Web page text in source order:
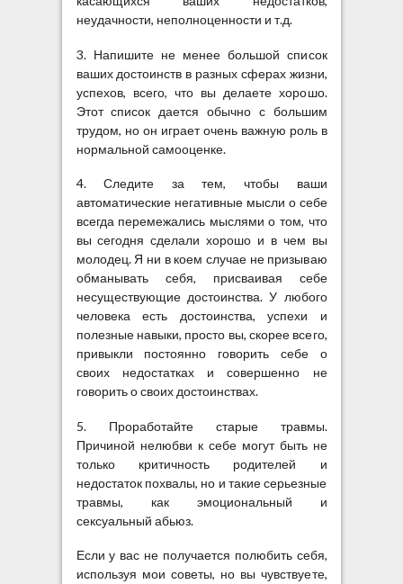
неудачности, неполноценности и т.д.
3. Напишите не менее большой список
ваших достоинств в разных сферах жизни,
успехов, всего, что вы делаете хорошо.
Этот список дается обычно с большим
трудом, но он играет очень важную роль в
нормальной самооценке.
4. Следите за тем, чтобы ваши
автоматические негативные мысли о себе
всегда перемежались мыслями о том, что
вы сегодня сделали хорошо и в чем вы
молодец. Я ни в коем случае не призываю
обманывать себя, присваивая себе
несуществующие достоинства. У любого
человека есть достоинства, успехи и
полезные навыки, просто вы, скорее всего,
привыкли постоянно говорить себе о
своих недостатках и совершенно не
говорить о своих достоинствах.
5. Проработайте старые травмы.
Причиной нелюбви к себе могут быть не
только критичность родителей и
недостаток похвалы, но и такие серьезные
травмы, как эмоциональный и
сексуальный абьюз.
Если у вас не получается полюбить себя,
используя мои советы, но вы чувствуете,